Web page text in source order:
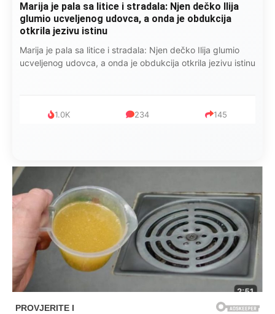
Marija je pala sa litice i stradala: Njen dečko Ilija
glumio ucveljenog udovca, a onda je obdukcija
otkrila jezivu istinu
Marija je pala sa litice i stradala: Njen dečko Ilija glumio
ucveljenog udovca, a onda je obdukcija otkrila jezivu istinu
1.0K 234 145